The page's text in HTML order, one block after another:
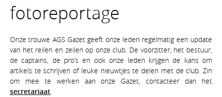
fotoreportage
Onze trouwe AGS Gazet geeft onze leden regelmatig een update
van het reilen en zeilen op onze club. De voorzitter, het bestuur,
de captains, de pro’s en ook onze leden krijgen de kans om
artikels te schrijven of leuke nieuwtjes te delen met de club. Zin
om mee te werken aan onze Gazet, contacteer dan het
secretariaat.